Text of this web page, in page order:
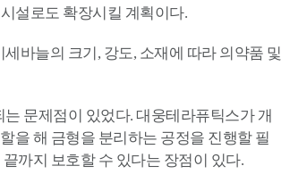
설로도 확장시킬 계획이다.
바늘의 크기, 강도, 소재에 따라 의약품 및
문제점이 있었다. 대웅테라퓨틱스가 개
을 해 금형을 분리하는 공정을 진행할 필
까지 보호할 수 있다는 장점이 있다.